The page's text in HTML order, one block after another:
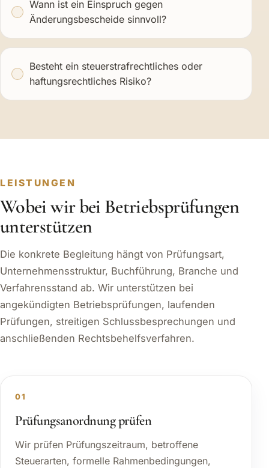
Wann ist ein Einspruch gegen
Änderungsbescheide sinnvoll?
Besteht ein steuerstrafrechtliches oder
haftungsrechtliches Risiko?
LEISTUNGEN
Wobei wir bei Betriebsprüfungen
unterstützen
Die konkrete Begleitung hängt von Prüfungsart,
Unternehmensstruktur, Buchführung, Branche und
Verfahrensstand ab. Wir unterstützen bei
angekündigten Betriebsprüfungen, laufenden
Prüfungen, streitigen Schlussbesprechungen und
anschließenden Rechtsbehelfsverfahren.
01
Prüfungsanordnung prüfen
Wir prüfen Prüfungszeitraum, betroffene
Steuerarten, formelle Rahmenbedingungen,